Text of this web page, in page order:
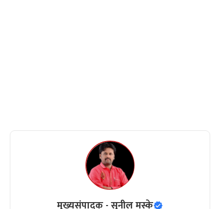
मुख्यसंपादक - सुनील मस्के